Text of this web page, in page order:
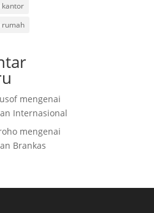
kantor
rumah
mengenai
Internasional
mengenai
Brankas